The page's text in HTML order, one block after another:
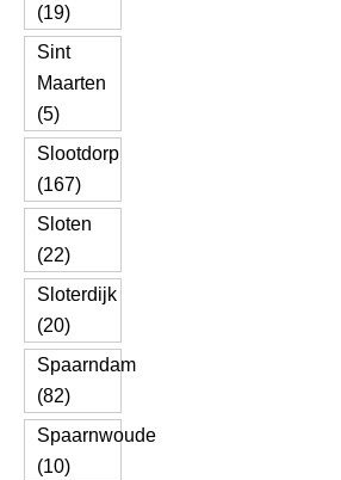
(19)
Sint
Maarten
(5)
Slootdorp
(167)
Sloten
(22)
Sloterdijk
(20)
Spaarndam
(82)
Spaarnwoude
(10)